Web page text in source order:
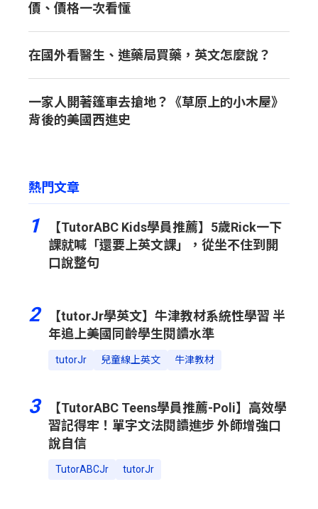
價、價格一次看懂
在國外看醫生、進藥局買藥，英文怎麼說？
一家人開著篷車去搶地？《草原上的小木屋》
背後的美國西進史
熱門文章
1
【TutorABC Kids學員推薦】5歲Rick一下
課就喊「還要上英文課」，從坐不住到開
口說整句
2
【tutorJr學英文】牛津教材系統性學習 半
年追上美國同齡學生閱讀水準
tutorJr 兒童線上英文 牛津教材
3
【TutorABC Teens學員推薦-Poli】高效學
習記得牢！單字文法閱讀進步 外師增強口
說自信
TutorABCJr tutorJr